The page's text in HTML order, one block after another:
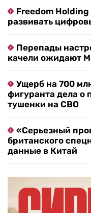
Freedom Holding
развивать
Перепады
качели ожидают
Ущерб на 700
фигуранта дела о
тушенки на СВО
«Серьезный
британского
данные в Китай